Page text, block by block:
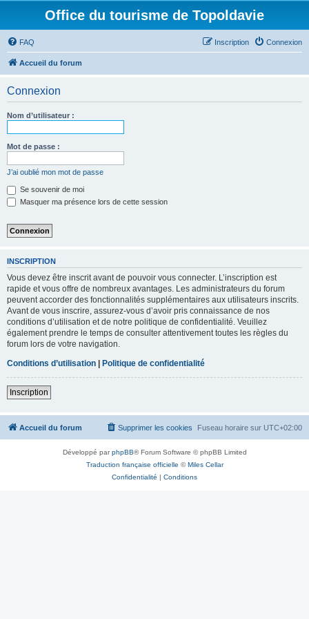
Office du tourisme de Topoldavie
FAQ Connexion
Inscription
Accueil du forum
Connexion
Nom d’utilisateur :
Mot de passe :
J’ai oublié mon mot de passe
Se souvenir de moi
Masquer ma présence lors de cette session
INSCRIPTION
Vous devez être inscrit avant de pouvoir vous connecter. L’inscription est
rapide et vous offre de nombreux avantages. Les administrateurs du forum
peuvent accorder des fonctionnalités supplémentaires aux utilisateurs inscrits.
Avant de vous inscrire, assurez-vous d’avoir pris connaissance de nos
conditions d’utilisation et de notre politique de confidentialité. Veuillez
également prendre le temps de consulter attentivement toutes les règles du
forum lors de votre navigation.
Conditions d’utilisation | Politique de confidentialité
Inscription
Accueil du forum Fuseau horaire sur UTC+02:00
Supprimer les cookies
Développé parphpBB® Forum Software © phpBB Limited
Traduction française officielle ©Miles Cellar
Confidentialité | Conditions